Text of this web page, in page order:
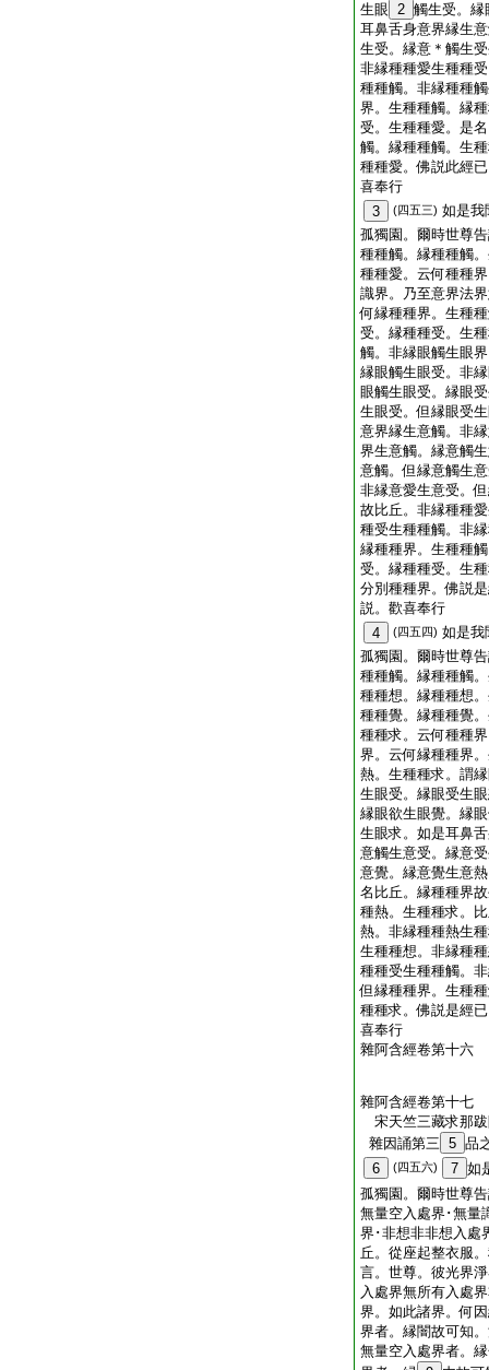
生眼 2 觸生受。縁
耳鼻舌身意界縁生
生受。縁意＊觸生
非縁種種愛生種種
種種觸。非縁種種
界。生種種觸。縁
受。生種種愛。是
觸。縁種種觸。生
種種愛。佛説此經
喜奉行
3
(四五三) 如是我
孤獨園。爾時世尊
種種觸。縁種種觸
種種愛。云何種種
識界。乃至意界法
何縁種種界。生種
受。縁種種受。生
觸。非縁眼觸生眼
縁眼觸生眼受。非
眼觸生眼受。縁眼
生眼受。但縁眼受
意界縁生意觸。非
界生意觸。縁意觸
意觸。但縁意觸生
非縁意愛生意受。
故比丘。非縁種種
種受生種種觸。非
縁種種界。生種種
受。縁種種受。生
分別種種界。佛説
説。歡喜奉行
4
(四五四) 如是我
孤獨園。爾時世尊
種種觸。縁種種觸
種種想。縁種種想
種種覺。縁種種覺
種種求。云何種種
界。云何縁種種界
熱。生種種求。謂
生眼受。縁眼受生
縁眼欲生眼覺。縁
生眼求。如是耳鼻
意觸生意受。縁意
意覺。縁意覺生意
名比丘。縁種種界
種熱。生種種求。
熱。非縁種種熱生
生種種想。非縁種
種種受生種種觸。
但縁種種界。生種
種種求。佛説是經
喜奉行
雜阿含經卷第十六
雜阿含經卷第十七
宋天竺三藏求那
雜因誦第三 5 品
6
(四五六) 7 如
孤獨園。爾時世尊
無量空入處界･無量
界･非想非非想入處
丘。從座起整衣服
言。世尊。彼光界
入處界無所有入處
界。如此諸界。何
界者。縁闇故可知
無量空入處界者。